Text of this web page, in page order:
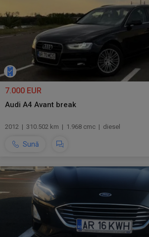
7.000 EUR
Audi A4 Avant break
2012 | 310.502 km | 1.968 cmc | diesel
Sună